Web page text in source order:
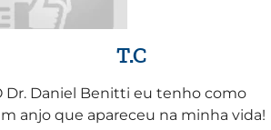
T.C
Dr. Daniel Benitti eu tenho como
anjo que apareceu na minha vida!